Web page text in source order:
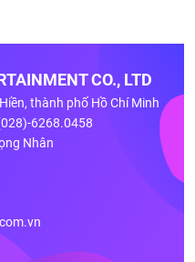
CO., LTD
thành phố Hồ Chí Minh
6268.0458
Nhân